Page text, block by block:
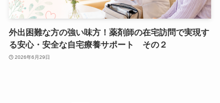
外出困難な方の強い味方！薬剤師の在宅訪問で実現す
る安心・安全な自宅療養サポート その２
2026年6月29日